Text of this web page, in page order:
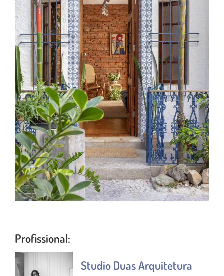
Profissional:
Studio Duas Arquitetura